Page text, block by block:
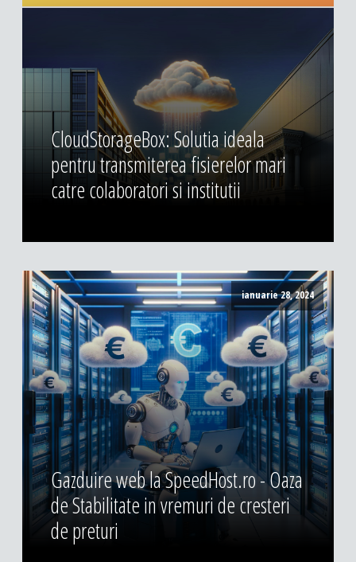
CloudStorageBox: Solutia ideala
pentru transmiterea fisierelor mari
catre colaboratori si institutii
ianuarie 28, 2024
Gazduire web la SpeedHost.ro - Oaza
de Stabilitate in vremuri de cresteri
de preturi